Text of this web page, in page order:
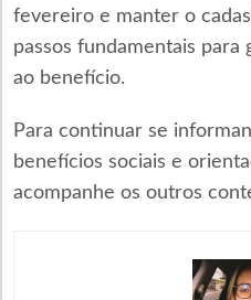
fevereiro e manter o
passos fundamentais
ao benefício.
Para continuar se
benefícios sociais e
acompanhe os outros